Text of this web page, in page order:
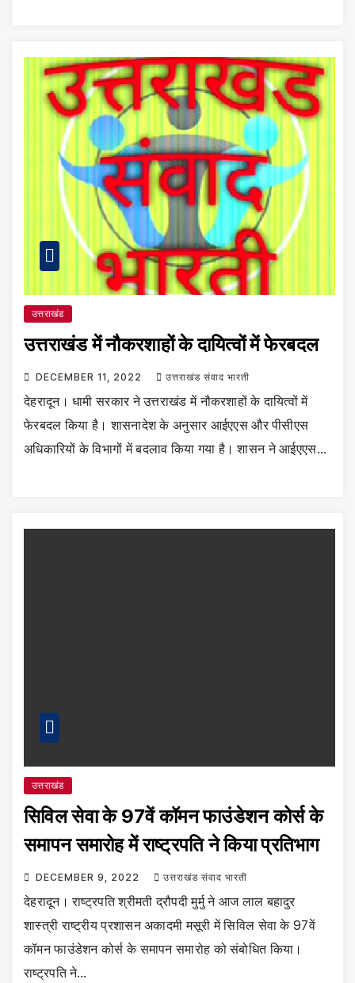
उत्तराखंड
उत्तराखंड में नौकरशाहों के दायित्वों में फेरबदल
DECEMBER 11, 2022 उत्तराखंड संवाद भारती
देहरादून। धामी सरकार ने उत्तराखंड में नौकरशाहों के दायित्वों में
फेरबदल किया है। शासनादेश के अनुसार आईएएस और पीसीएस
अधिकारियों के विभागों में बदलाव किया गया है। शासन ने आईएएस…
उत्तराखंड
सिविल सेवा के 97वें कॉमन फाउंडेशन कोर्स के
समापन समारोह में राष्ट्रपति ने किया प्रतिभाग
DECEMBER 9, 2022 उत्तराखंड संवाद भारती
देहरादून। राष्ट्रपति श्रीमती द्रौपदी मुर्मु ने आज लाल बहादुर
शास्त्री राष्ट्रीय प्रशासन अकादमी मसूरी में सिविल सेवा के 97वें
कॉमन फाउंडेशन कोर्स के समापन समारोह को संबोधित किया।
राष्ट्रपति ने…